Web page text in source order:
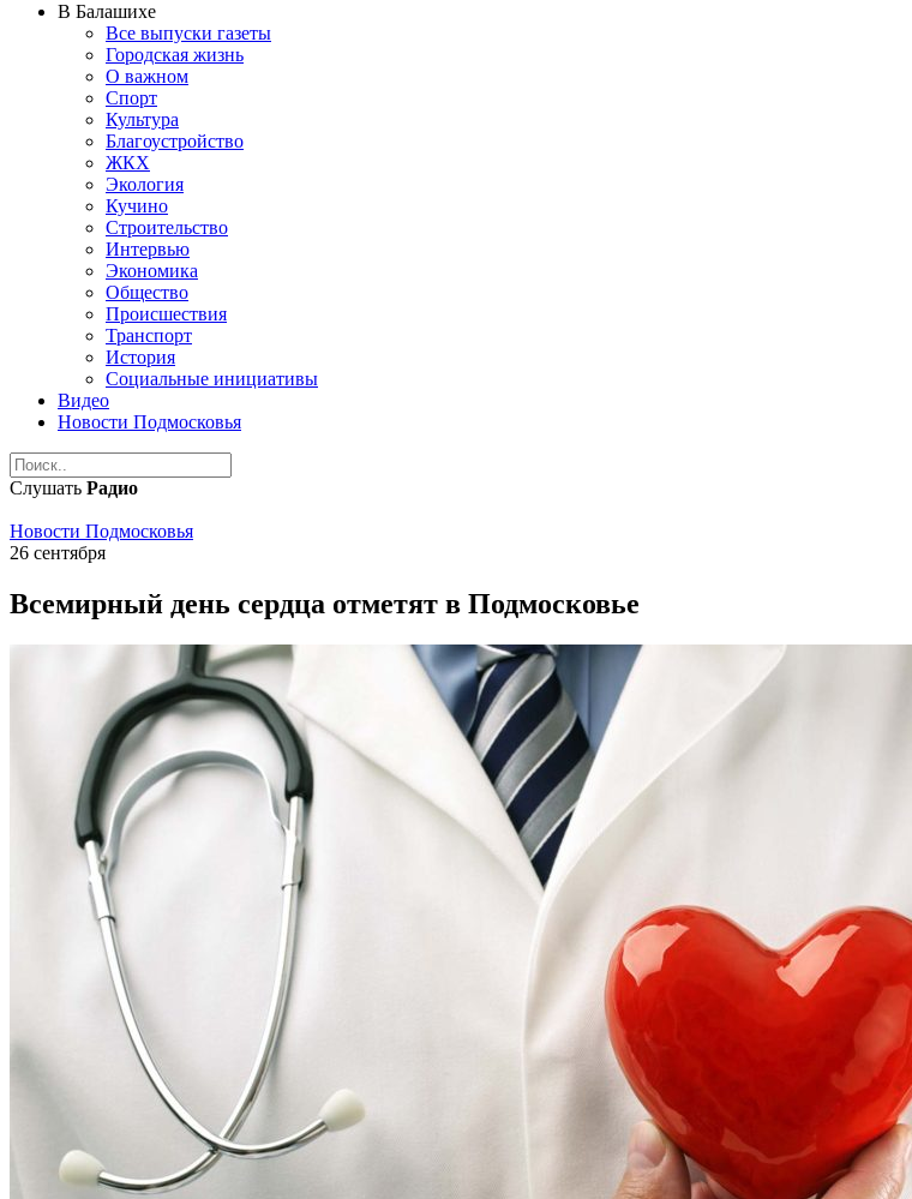
В Балашихе
Все выпуски газеты
Городская жизнь
О важном
Спорт
Культура
Благоустройство
ЖКХ
Экология
Кучино
Строительство
Интервью
Экономика
Общество
Происшествия
Транспорт
История
Социальные инициативы
Видео
Новости Подмосковья
Слушать Радио
Новости Подмосковья
26 сентября
Всемирный день сердца отметят в Подмосковье